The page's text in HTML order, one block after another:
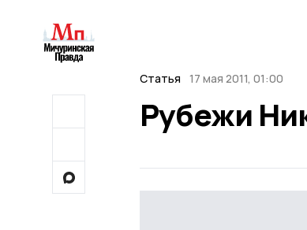
Статья 17 мая 2011, 01:00
Рубежи